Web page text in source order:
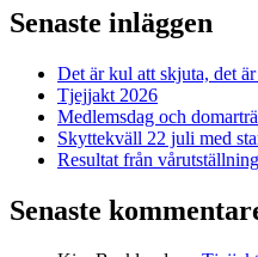
Senaste inläggen
Det är kul att skjuta, det
Tjejjakt 2026
Medlemsdag och
Skyttekväll 22 juli med
Resultat från
Senaste